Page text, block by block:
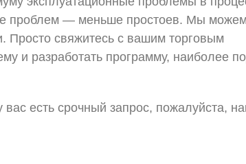
проблем — меньше простоев. Мы можем
Просто свяжитесь с вашим торговым
и разработать программу, наиболее
есть срочный запрос, пожалуйста,